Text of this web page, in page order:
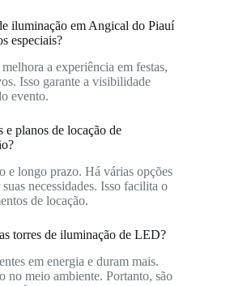
iluminação em Angical do Piauí
especiais?
a experiência em festas,
Isso garante a visibilidade
evento.
planos de locação de
e longo prazo. Há várias opções
necessidades. Isso facilita o
de locação.
torres de iluminação de LED?
em energia e duram mais.
no meio ambiente. Portanto, são